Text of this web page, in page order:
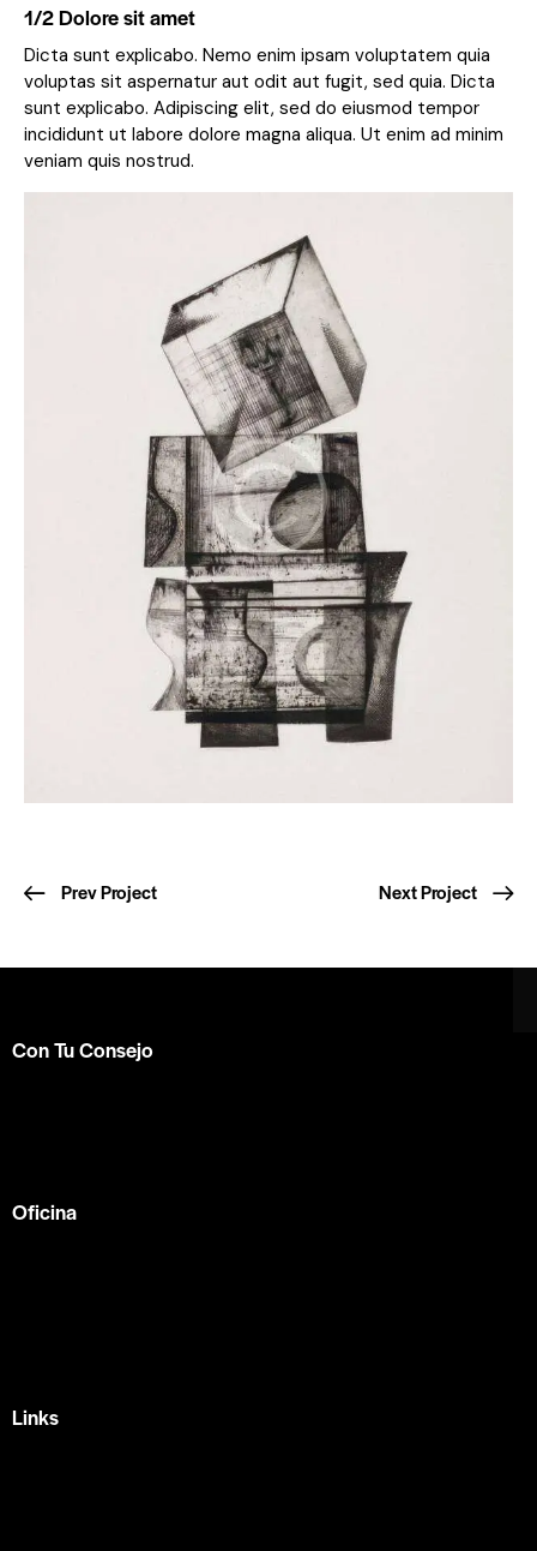
1/2 Dolore sit amet
Dicta sunt explicabo. Nemo enim ipsam voluptatem quia
voluptas sit aspernatur aut odit aut fugit, sed quia. Dicta
sunt explicabo. Adipiscing elit, sed do eiusmod tempor
incididunt ut labore dolore magna aliqua. Ut enim ad minim
veniam quis nostrud.
Prev Project Next Project
Con Tu Consejo
Oficina
Links